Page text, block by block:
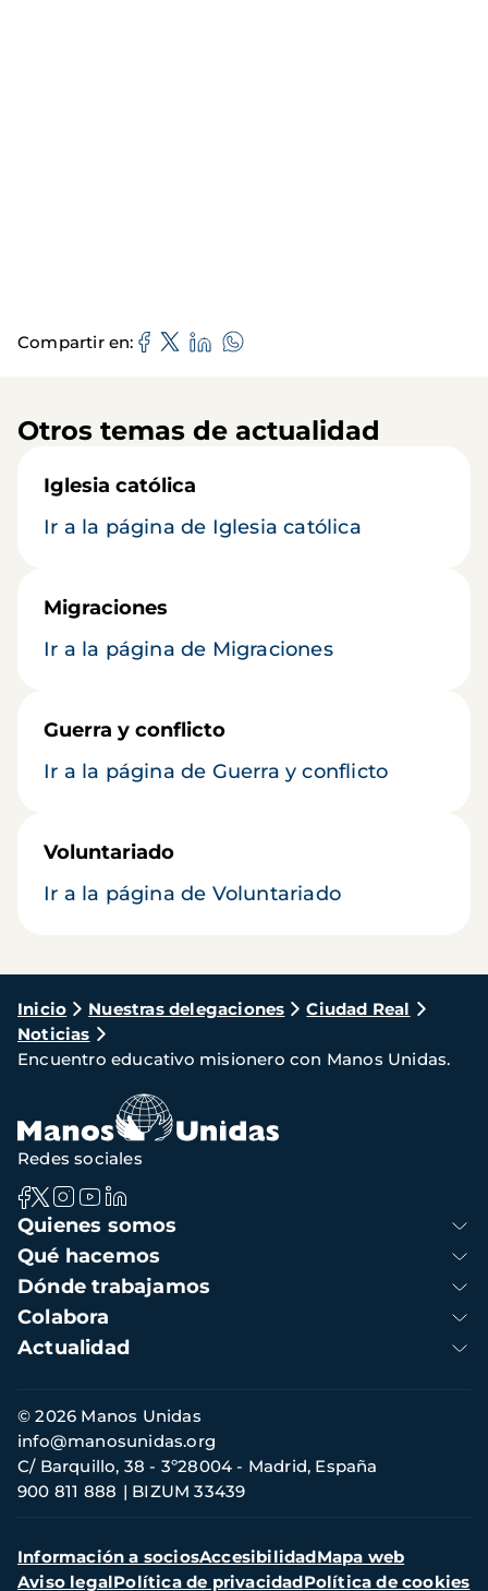
Compartir en
Otros temas de actualidad
Iglesia católica
Ir a la página de Iglesia católica
Migraciones
Ir a la página de Migraciones
Guerra y conflicto
Ir a la página de Guerra y conflicto
Voluntariado
Ir a la página de Voluntariado
Ruta
de
navegación
Inicio Nuestras delegaciones
Ciudad Real
Noticias
Encuentro educativo misionero con Manos Unidas.
Navegación
principal
Quienes somos
Qué hacemos
Dónde trabajamos
Colabora
Actualidad
Redes sociales
Información
de
contacto
© 2026 Manos Unidas
C/ Barquillo, 38 - 3º28004 - Madrid, España
900 811 888
BIZUM 33439
info@manosunidas.org
Menú
secundario
Información a sociosAccesibilidadMapa web
Aviso legalPolítica de privacidadPolítica de cookies